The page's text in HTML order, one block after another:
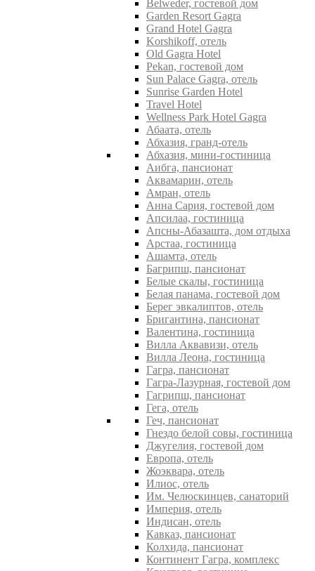
Belweder, гостевой дом
Garden Resort Gagra
Grand Hotel Gagra
Korshikoff, отель
Old Gagra Hotel
Pekan, гостевой дом
Sun Palace Gagra, отель
Sunrise Garden Hotel
Travel Hotel
Wellness Park Hotel Gagra
Абаата, отель
Абхазия, гранд-отель
Абхазия, мини-гостиница
Аибга, пансионат
Аквамарин, отель
Амран, отель
Анна Сария, гостевой дом
Апсилаа, гостиница
Апсны-Абазашта, дом отдыха
Арстаа, гостиница
Ашамта, отель
Багрипш, пансионат
Белые скалы, гостиница
Белая панама, гостевой дом
Берег эвкалиптов, отель
Бригантина, пансионат
Валентина, гостиница
Вилла Аквавизи, отель
Вилла Леона, гостиница
Гагра, пансионат
Гагра-Лазурная, гостевой дом
Гагрипш, пансионат
Гега, отель
Геч, пансионат
Гнездо белой совы, гостиница
Джугелия, гостевой дом
Европа, отель
Жоэквара, отель
Илиос, отель
Им. Челюскинцев, санаторий
Империя, отель
Индисан, отель
Кавказ, пансионат
Колхида, пансионат
Континент Гагра, комплекс